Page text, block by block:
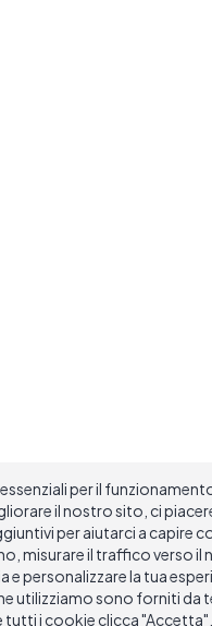
per il
il nostro sito, ci
per aiutarci a capire
misurare il traffico verso il
e personalizzare la tua
utilizziamo sono forniti da
tutti i cookie clicca